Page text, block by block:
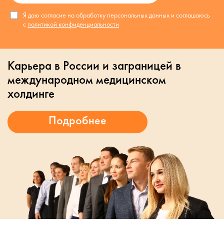
Я даю согласие на обработку персональных данных и соглашаюсь
с политикой конфиденциальности
Карьера в России и заграницей в
международном медицинском
холдинге